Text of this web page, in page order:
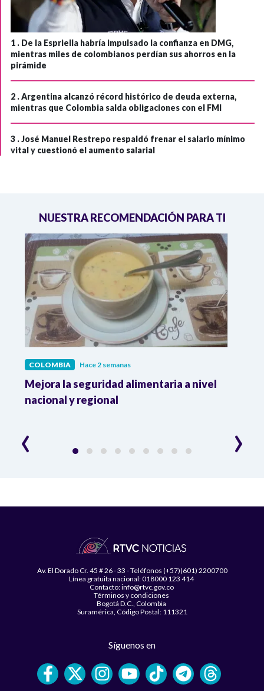
1 . De la Espriella habría impulsado la confianza en DMG,
mientras miles de colombianos perdían sus ahorros en la
pirámide
2 .Argentina alcanzó récord histórico de deuda externa,
mientras que Colombia salda obligaciones con el FMI
3 .José Manuel Restrepo respaldó frenar el salario mínimo
vital y cuestionó el aumento salarial
NUESTRA RECOMENDACIÓN PARA TI
COLOMBIA Hace 2 semanas
Mejora la seguridad alimentaria a nivel
nacional y regional
‹ ›
Av. El Dorado Cr. 45 # 26 - 33 - Teléfonos (+57)(601) 2200700
Línea gratuita nacional: 018000 123 414
Contacto: info@rtvc.gov.co
Términos y condiciones
Bogotá D.C., Colombia
Suramérica, Código Postal: 111321
Síguenos en